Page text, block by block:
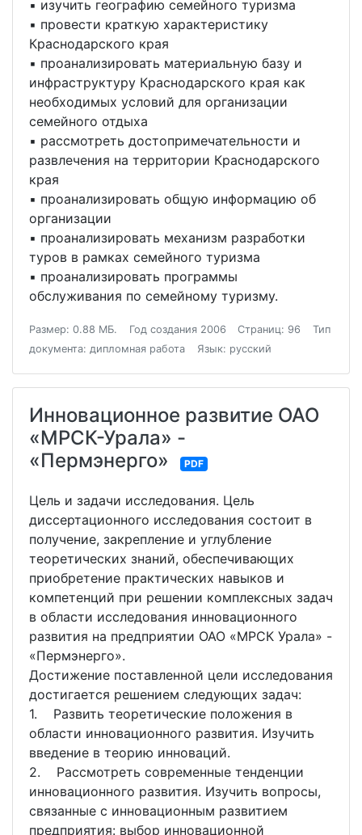
▪ изучить географию семейного туризма
▪ провести краткую характеристику
Краснодарского края
▪ проанализировать материальную базу и
инфраструктуру Краснодарского края как
необходимых условий для организации
семейного отдыха
▪ рассмотреть достопримечательности и
развлечения на территории Краснодарского
края
▪ проанализировать общую информацию об
организации
▪ проанализировать механизм разработки
туров в рамках семейного туризма
▪ проанализировать программы
обслуживания по семейному туризму.
Размер: 0.88 МБ. Год создания 2006 Страниц: 96
Тип
документа: дипломная работа
Язык: русский
Инновационное развитие ОАО
«МРСК-Урала» -
«Пермэнерго»
PDF
Цель и задачи исследования. Цель
диссертационного исследования состоит в
получение, закрепление и углубление
теоретических знаний, обеспечивающих
приобретение практических навыков и
компетенций при решении комплексных задач
в области исследования инновационного
развития на предприятии ОАО «МРСК Урала» -
«Пермэнерго».
Достижение поставленной цели исследования
достигается решением следующих задач:
1. Развить теоретические положения в
области инновационного развития. Изучить
введение в теорию инноваций.
2. Рассмотреть современные тенденции
инновационного развития. Изучить вопросы,
связанные с инновационным развитием
предприятия: выбор инновационной